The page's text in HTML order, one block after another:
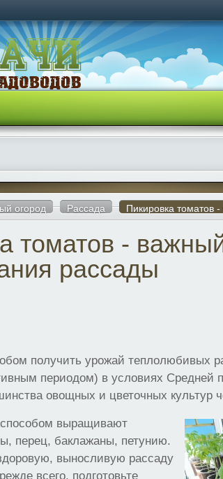
огород Рассада Пикировка томатов
томатов -
рассады
получить урожай теплолюбивых
периодом) в условиях Средней
овощных и цветочных культур
выращивают
перец, баклажаны, петунию.
выносливую рассаду
всего, подготовьте